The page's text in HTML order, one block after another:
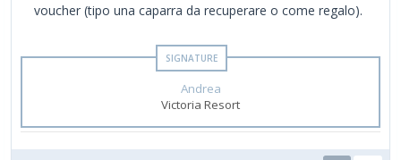
voucher (tipo una caparra da recuperare o come regalo).
Andrea
Victoria Resort